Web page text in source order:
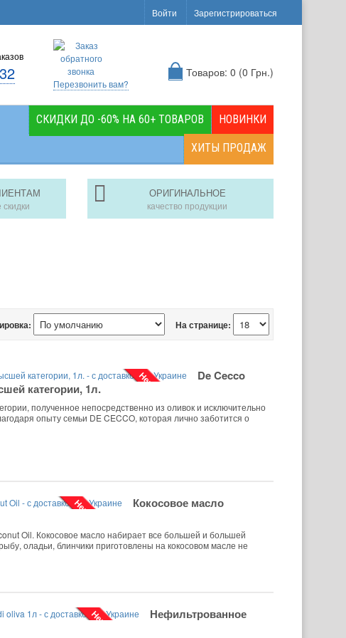
Войти Зарегистрироваться
Перезвонить вам?
Товаров: 0 (0 Грн.)
НОВИНКИ
СКИДКИ ДО -60% НА 60+ ТОВАРОВ
ХИТЫ ПРОДАЖ
ОРИГИНАЛЬНОЕ
качество продукции
На странице:
Нет в наличии
De Cecco
категории, 1л.
полученное непосредственно из оливок и исключительно
опыту семьи DE CECCO, которая лично заботится о
Нет в наличии
Кокосовое масло
Oil. Кокосовое масло набирает все большей и большей
оладьи, блинчики приготовлены на кокосовом масле не
Нефильтрованное